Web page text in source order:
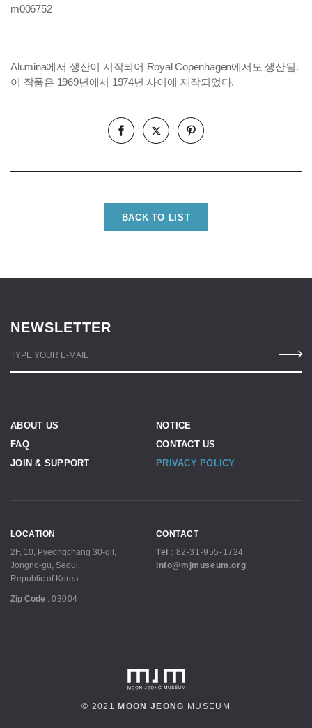
m006752
Alumina에서 생산이 시작되어 Royal Copenhagen에서도 생산됨.
이 작품은 1969년에서 1974년 사이에 제작되었다.
BACK TO LIST
NEWSLETTER
TYPE YOUR E-MAIL
ABOUT US
NOTICE
FAQ
CONTACT US
JOIN & SUPPORT
PRIVACY POLICY
LOCATION
2F, 10, Pyeongchang 30-gil,
Jongno-gu, Seoul,
Republic of Korea
Zip Code : 03004
CONTACT
Tel
: 82-31-955-1724
info@mjmuseum.org
© 2021 MOON JEONG MUSEUM